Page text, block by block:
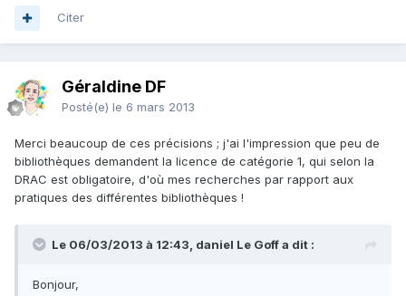
Citer
Géraldine DF
Posté(e) le 6 mars 2013
Merci beaucoup de ces précisions ; j'ai l'impression que peu de
bibliothèques demandent la licence de catégorie 1, qui selon la
DRAC est obligatoire, d'où mes recherches par rapport aux
pratiques des différentes bibliothèques !
Le 06/03/2013 à 12:43, daniel Le Goff a dit :
Bonjour,